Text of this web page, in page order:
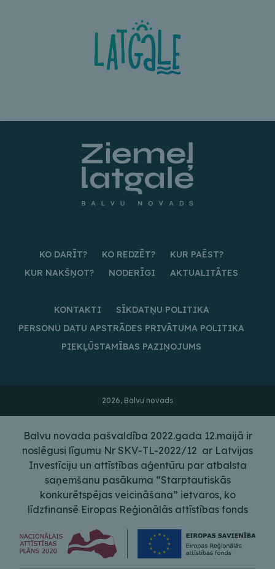
KO DARĪT? KO REDZĒT?
KUR PAĒST?
KUR NAKŠŅOT?
NODERĪGI AKTUALITĀTES
KONTAKTI
SĪKDATŅU POLITIKA
PERSONU DATU APSTRĀDES PRIVĀTUMA POLITIKA
PIEKĻŪSTAMĪBAS PAZIŅOJUMS
2026, Balvu novads
Balvu novada pašvaldība 2022.gada 12.maijā ir
noslēgusi līgumu Nr SKV-TL-2022/12 ar Latvijas
Investīciju un attīstības aģentūru par atbalsta
saņemšanu pasākuma “Starptautiskās
konkurētspējas veicināšana” ietvaros, ko
līdzfinansē Eiropas Reģionālās attīstības fonds